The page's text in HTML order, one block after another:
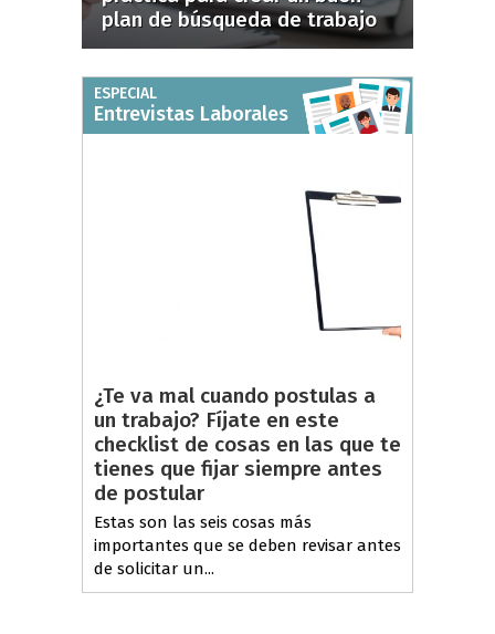
plan de búsqueda de trabajo
ESPECIAL
Entrevistas Laborales
¿Te va mal cuando postulas a
un trabajo? Fíjate en este
checklist de cosas en las que te
tienes que fijar siempre antes
de postular
Estas son las seis cosas más
importantes que se deben revisar antes
de solicitar un...